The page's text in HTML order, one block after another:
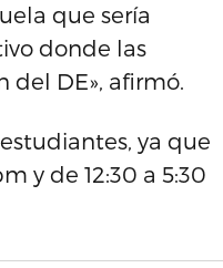
que sería
donde las
del DE», afirmó.
ya que
y de 12:30 a 5:30